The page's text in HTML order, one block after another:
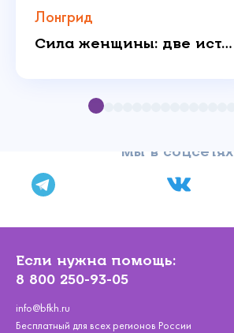
Лонгрид
Сила женщины: две истории о любви, которая побеждает
Мы в соцсетях
Если нужна помощь:
8 800 250-93-05
info@bfkh.ru
Бесплатный для всех регионов России